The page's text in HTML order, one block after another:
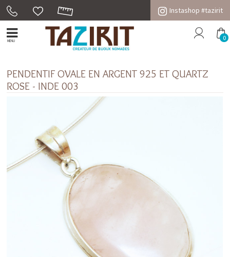
Instashop #tazirit
MENU 0
PENDENTIF OVALE EN ARGENT 925 ET QUARTZ
ROSE - INDE 003